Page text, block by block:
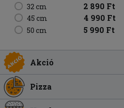
32 cm 2 890 Ft
45 cm 4 990 Ft
50 cm 5 990 Ft
Akció
Pizza